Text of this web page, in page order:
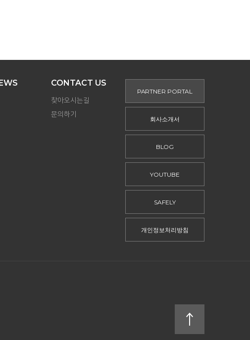
PARTNER PORTAL
회사소개서
BLOG
YOUTUBE
SAFELY
개인정보처리방침
CONTACT US
찾아오시는길
문의하기